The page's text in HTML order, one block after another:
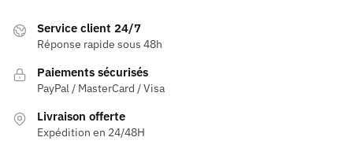
Service client 24/7
Réponse rapide sous 48h
Paiements sécurisés
PayPal / MasterCard / Visa
Livraison offerte
Expédition en 24/48H